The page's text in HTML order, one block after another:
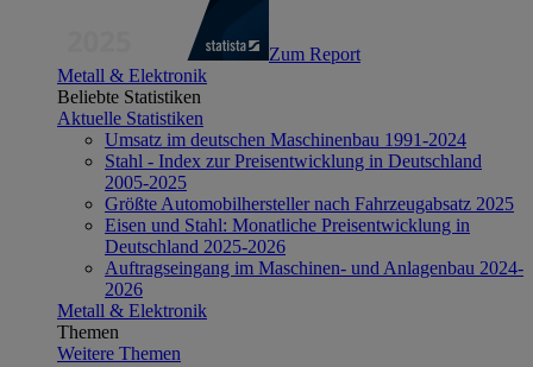
Zum Report
Metall & Elektronik
Beliebte Statistiken
Aktuelle Statistiken
Umsatz im deutschen Maschinenbau 1991-2024
Stahl - Index zur Preisentwicklung in Deutschland
2005-2025
Größte Automobilhersteller nach Fahrzeugabsatz 2025
Eisen und Stahl: Monatliche Preisentwicklung in
Deutschland 2025-2026
Auftragseingang im Maschinen- und Anlagenbau 2024-
2026
Metall & Elektronik
Themen
Weitere Themen